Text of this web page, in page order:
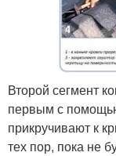
Второй сегмент
первым с
прикручивают к
тех пор, пока не